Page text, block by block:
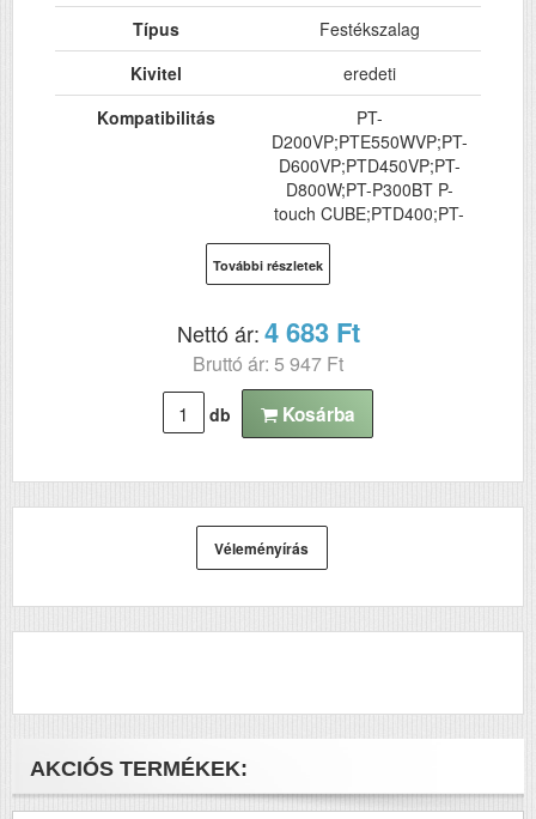
Típus
Festékszalag
Kivitel
eredeti
Kompatibilitás
PT-
D200VP;PTE550WVP;PT-
D600VP;PTD450VP;PT-
D800W;PT-P300BT P-
touch CUBE;PTD400;PT-
További részletek
Nettó ár:4 683 Ft
Bruttó ár: 5 947 Ft
db Kosárba
Véleményírás
AKCIÓS TERMÉKEK: